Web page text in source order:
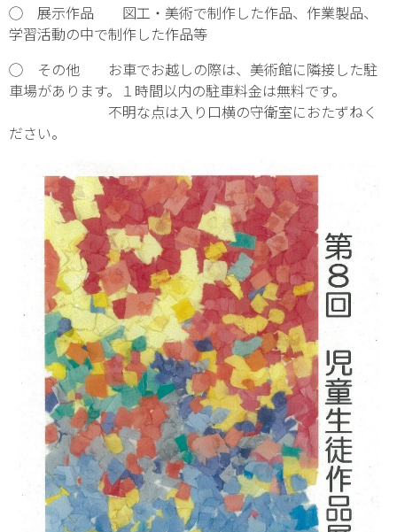
◯ 展示作品 図工・美術で制作した作品、作業製品、
学習活動の中で制作した作品等
◯ その他 お車でお越しの際は、美術館に隣接した駐
車場があります。１時間以内の駐車料金は無料です。
不明な点は入り口横の守衛室におたずねく
ださい。